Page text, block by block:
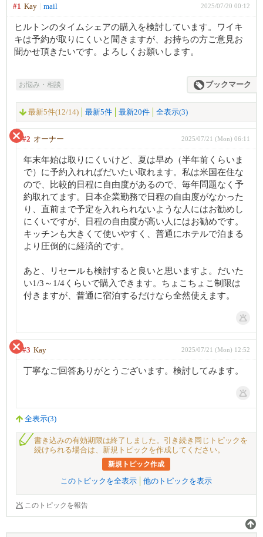
#1 Kay mail 2025/07/20 00:12
ヒルトンのタイムシェアの購入を検討しています。ワイキ
キは予約が取りにくいと聞きますが、お持ちの方ご意見お
聞かせ頂きたいです。よろしくお願いします。
お悩み・相談 ブックマーク
最新5件(12/14) 最新5件 最新20件 全表示(3)
#2 オーナー 2025/07/21 (Mon) 06:11
年末年始は取りにくいけど、夏は早め（半年前くらいま
で）に予約入れればだいたい取れます。私は米国在住な
ので、比較的日程に自由度があるので、毎年問題なく予
約取れてます。日本企業勤務で日程の自由度がなかった
り、直前まで予定を入れられないような人にはお勧めし
にくいですが、日程の自由度が高い人にはお勧めです。
キッチンも大きくて使いやすく、普通にホテルで泊まる
より圧倒的に経済的です。
あと、リセールも検討すると良いと思いますよ。だいた
い1/3～1/4くらいで購入できます。ちょこちょこ制限は
付きますが、普通に宿泊するだけなら全然使えます。
#3 Kay 2025/07/21 (Mon) 12:52
丁寧なご回答ありがとうございます。検討してみます。
全表示(3)
書き込みの有効期限は終了しました。引き続き同じトピックを
続けられる場合は、新規トピックを作成してください。
新規トピック作成
このトピックを全表示 他のトピックを表示
このトピックを報告